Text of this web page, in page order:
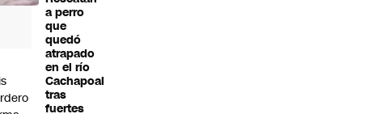
a perro
que
quedó
atrapado
en el río
Cachapoal
tras
fuertes